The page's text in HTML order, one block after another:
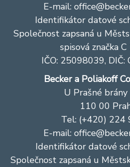
E-mail:
Identifikátor datové
Společnost zapsaná u
spisová značka
IČO: 25098039,
Becker a Poliakoff
U Prašné
110 00
Tel: (+420) 224
E-mail:
Identifikátor datové
Společnost zapsaná u